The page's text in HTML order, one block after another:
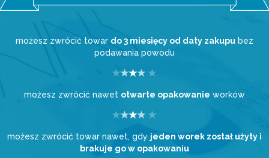
możesz zwrócić towar do 3 miesięcy od daty zakupu bez
podawania powodu
możesz zwrócić nawet otwarte opakowanie worków
możesz zwrócić towar nawet, gdy jeden worek został użyty i
brakuje go w opakowaniu